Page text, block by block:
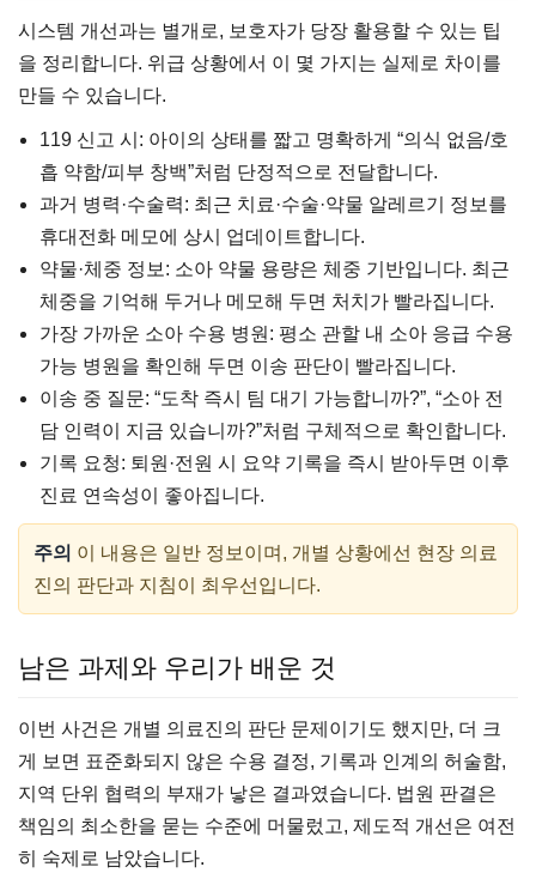
시스템 개선과는 별개로, 보호자가 당장 활용할 수 있는 팁
을 정리합니다. 위급 상황에서 이 몇 가지는 실제로 차이를
만들 수 있습니다.
119 신고 시: 아이의 상태를 짧고 명확하게 “의식 없음/호
흡 약함/피부 창백”처럼 단정적으로 전달합니다.
과거 병력·수술력: 최근 치료·수술·약물 알레르기 정보를
휴대전화 메모에 상시 업데이트합니다.
약물·체중 정보: 소아 약물 용량은 체중 기반입니다. 최근
체중을 기억해 두거나 메모해 두면 처치가 빨라집니다.
가장 가까운 소아 수용 병원: 평소 관할 내 소아 응급 수용
가능 병원을 확인해 두면 이송 판단이 빨라집니다.
이송 중 질문: “도착 즉시 팀 대기 가능합니까?”, “소아 전
담 인력이 지금 있습니까?”처럼 구체적으로 확인합니다.
기록 요청: 퇴원·전원 시 요약 기록을 즉시 받아두면 이후
진료 연속성이 좋아집니다.
주의 이 내용은 일반 정보이며, 개별 상황에선 현장 의료
진의 판단과 지침이 최우선입니다.
남은 과제와 우리가 배운 것
이번 사건은 개별 의료진의 판단 문제이기도 했지만, 더 크
게 보면 표준화되지 않은 수용 결정, 기록과 인계의 허술함,
지역 단위 협력의 부재가 낳은 결과였습니다. 법원 판결은
책임의 최소한을 묻는 수준에 머물렀고, 제도적 개선은 여전
히 숙제로 남았습니다.